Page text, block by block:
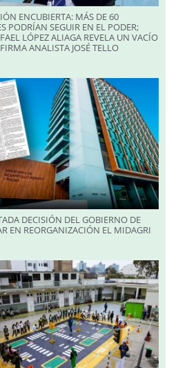
ENCUBIERTA: MÁS DE 60
PODRÍAN SEGUIR EN EL PODER;
LÓPEZ ALIAGA REVELA UN VACÍO
ANALISTA JOSÉ TELLO
DECISIÓN DEL GOBIERNO DE
EN REORGANIZACIÓN EL MIDAGRI